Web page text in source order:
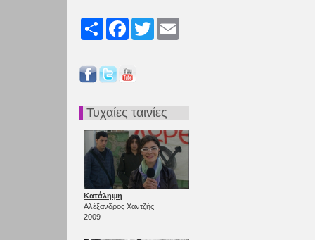
Share FacebookTwitter
Τυχαίες ταινίες
Κατάληψη
Αλέξανδρος Χαντζής
2009